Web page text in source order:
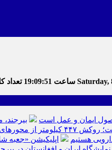
Saturday, ساعت 19:09:52 تعداد
ایمان و عمل است
خراسان جنوبی
هستیم
اپلیکیشن «جعبه